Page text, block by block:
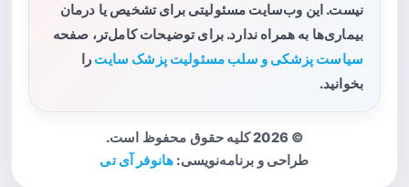
نیست. این وب‌سایت مسئولیتی برای تشخیص یا درمان
بیماری‌ها به همراه ندارد. برای توضیحات کامل‌تر، صفحه
سیاست پزشکی و سلب مسئولیت پزشک سایت را
بخوانید.
© 2026 کلیه حقوق محفوظ است.
طراحی و برنامه‌نویسی: هانوفر آی تی